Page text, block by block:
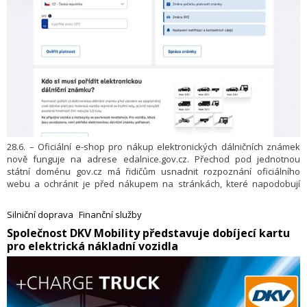
28.6. – Oficiální e-shop pro nákup elektronických dálničních známek
nově funguje na adrese edalnice.gov.cz. Přechod pod jednotnou
státní doménu gov.cz má řidičům usnadnit rozpoznání oficiálního
webu a ochránit je před nákupem na stránkách, které napodobují
Silniční doprava Finanční služby
​Společnost DKV Mobility představuje dobíjecí kartu
pro elektrická nákladní vozidla